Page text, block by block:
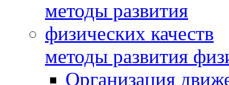
методы развития
Организация